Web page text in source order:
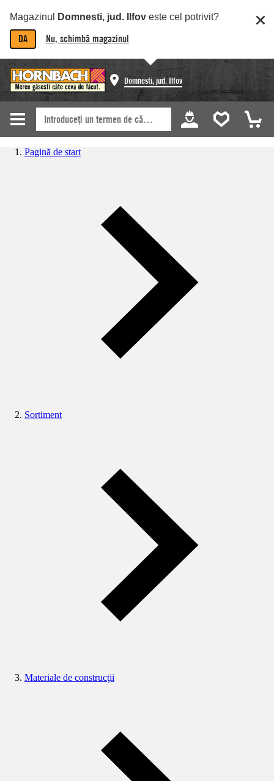
Magazinul Domnesti, jud. Ilfov este cel potrivit?
DA Nu, schimbă magazinul
Domnesti, jud. Ilfov
Pagină de start
Sortiment
Materiale de construcţii